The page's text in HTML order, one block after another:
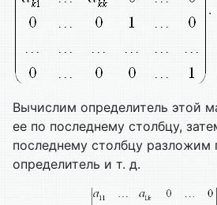
.
Вычислим определитель этой
ее по последнему столбцу,
последнему столбцу разложим
определитель и т. д.